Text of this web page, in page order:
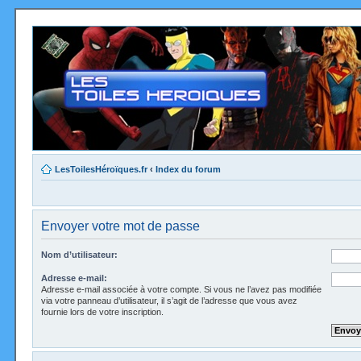
LesToilesHéroïques.fr ‹ Index du forum
Envoyer votre mot de passe
Nom d’utilisateur:
Adresse e-mail:
Adresse e-mail associée à votre compte. Si vous ne l’avez pas modifiée
via votre panneau d’utilisateur, il s’agit de l’adresse que vous avez
fournie lors de votre inscription.